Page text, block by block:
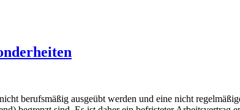
berufsmäßig ausgeübt werden und eine nicht